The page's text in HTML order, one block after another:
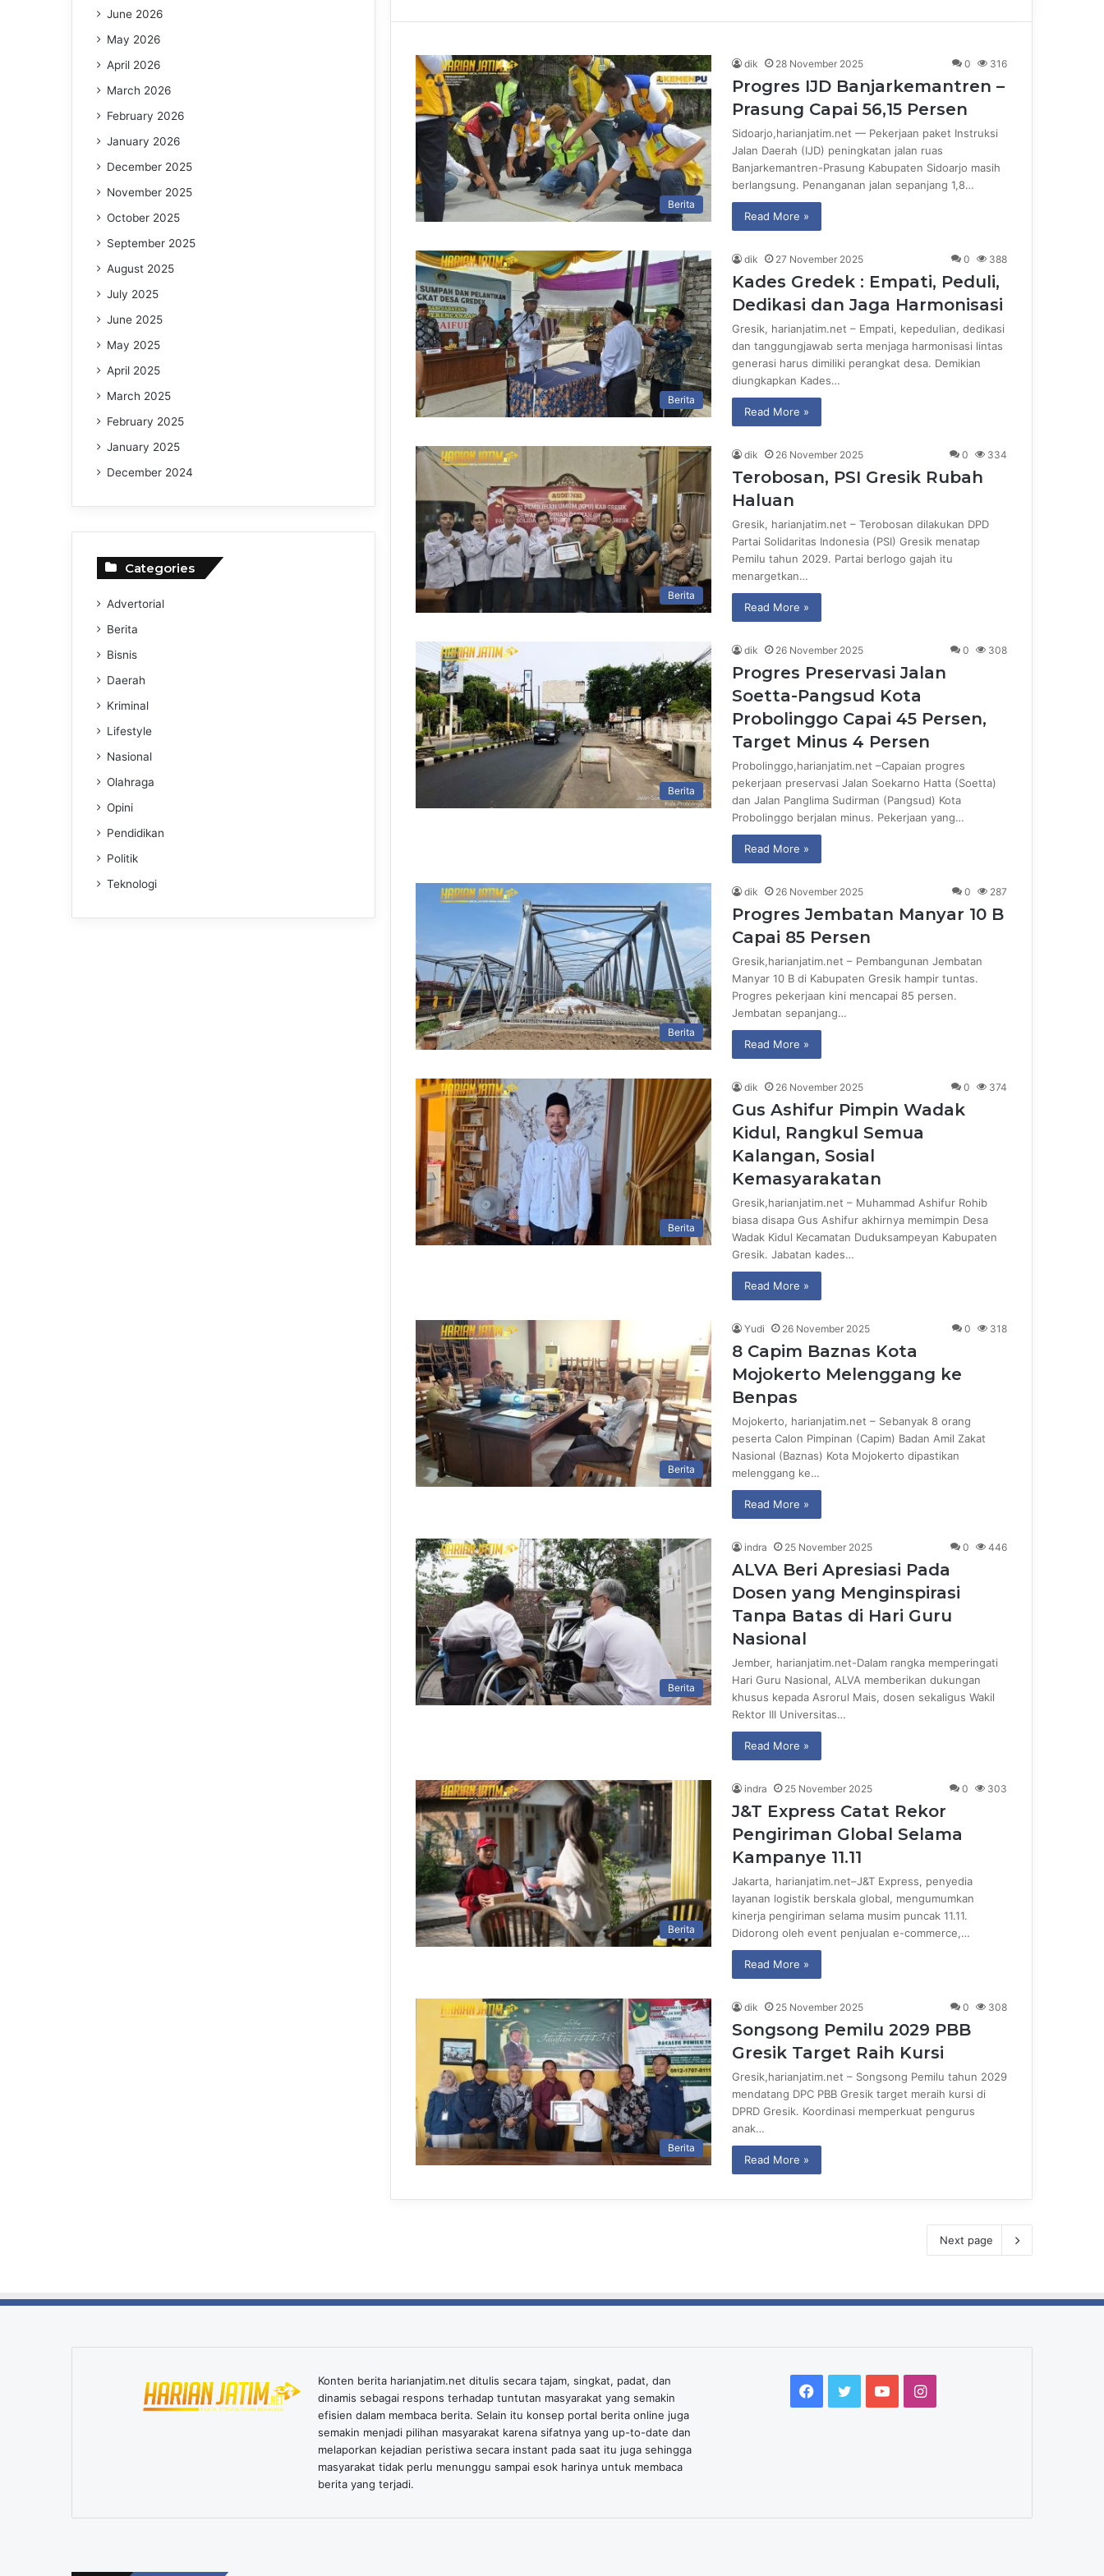
Berita
dik 28 November 2025 0 316
Progres IJD Banjarkemantren –
Prasung Capai 56,15 Persen
Sidoarjo,harianjatim.net — Pekerjaan paket Instruksi
Jalan Daerah (IJD) peningkatan jalan ruas
Banjarkemantren-Prasung Kabupaten Sidoarjo masih
berlangsung. Penanganan jalan sepanjang 1,8…
Read More »
Berita
dik 27 November 2025 0 388
Kades Gredek : Empati, Peduli,
Dedikasi dan Jaga Harmonisasi
Gresik, harianjatim.net – Empati, kepedulian, dedikasi
dan tanggungjawab serta menjaga harmonisasi lintas
generasi harus dimiliki perangkat desa. Demikian
diungkapkan Kades…
Read More »
Berita
dik 26 November 2025 0 334
Terobosan, PSI Gresik Rubah
Haluan
Gresik, harianjatim.net – Terobosan dilakukan DPD
Partai Solidaritas Indonesia (PSI) Gresik menatap
Pemilu tahun 2029. Partai berlogo gajah itu
menargetkan…
Read More »
Berita
dik 26 November 2025 0 308
Progres Preservasi Jalan
Soetta-Pangsud Kota
Probolinggo Capai 45 Persen,
Target Minus 4 Persen
Probolinggo,harianjatim.net –Capaian progres
pekerjaan preservasi Jalan Soekarno Hatta (Soetta)
dan Jalan Panglima Sudirman (Pangsud) Kota
Probolinggo berjalan minus. Pekerjaan yang…
Read More »
Berita
dik 26 November 2025 0 287
Progres Jembatan Manyar 10 B
Capai 85 Persen
Gresik,harianjatim.net – Pembangunan Jembatan
Manyar 10 B di Kabupaten Gresik hampir tuntas.
Progres pekerjaan kini mencapai 85 persen.
Jembatan sepanjang…
Read More »
Berita
dik 26 November 2025 0 374
Gus Ashifur Pimpin Wadak
Kidul, Rangkul Semua
Kalangan, Sosial
Kemasyarakatan
Gresik,harianjatim.net – Muhammad Ashifur Rohib
biasa disapa Gus Ashifur akhirnya memimpin Desa
Wadak Kidul Kecamatan Duduksampeyan Kabupaten
Gresik. Jabatan kades…
Read More »
Berita
Yudi 26 November 2025 0 318
8 Capim Baznas Kota
Mojokerto Melenggang ke
Benpas
Mojokerto, harianjatim.net – Sebanyak 8 orang
peserta Calon Pimpinan (Capim) Badan Amil Zakat
Nasional (Baznas) Kota Mojokerto dipastikan
melenggang ke…
Read More »
Berita
indra 25 November 2025 0 446
ALVA Beri Apresiasi Pada
Dosen yang Menginspirasi
Tanpa Batas di Hari Guru
Nasional
Jember, harianjatim.net-Dalam rangka memperingati
Hari Guru Nasional, ALVA memberikan dukungan
khusus kepada Asrorul Mais, dosen sekaligus Wakil
Rektor III Universitas…
Read More »
Berita
indra 25 November 2025 0 303
J&T Express Catat Rekor
Pengiriman Global Selama
Kampanye 11.11
Jakarta, harianjatim.net–J&T Express, penyedia
layanan logistik berskala global, mengumumkan
kinerja pengiriman selama musim puncak 11.11.
Didorong oleh event penjualan e-commerce,…
Read More »
Berita
dik 25 November 2025 0 308
Songsong Pemilu 2029 PBB
Gresik Target Raih Kursi
Gresik,harianjatim.net – Songsong Pemilu tahun 2029
mendatang DPC PBB Gresik target meraih kursi di
DPRD Gresik. Koordinasi memperkuat pengurus
anak…
Read More »
Next page
June 2026
May 2026
April 2026
March 2026
February 2026
January 2026
December 2025
November 2025
October 2025
September 2025
August 2025
July 2025
June 2025
May 2025
April 2025
March 2025
February 2025
January 2025
December 2024
Categories
Advertorial
Berita
Bisnis
Daerah
Kriminal
Lifestyle
Nasional
Olahraga
Opini
Pendidikan
Politik
Teknologi
Konten berita harianjatim.net ditulis secara tajam, singkat, padat, dan
dinamis sebagai respons terhadap tuntutan masyarakat yang semakin
efisien dalam membaca berita. Selain itu konsep portal berita online juga
semakin menjadi pilihan masyarakat karena sifatnya yang up-to-date dan
melaporkan kejadian peristiwa secara instant pada saat itu juga sehingga
masyarakat tidak perlu menunggu sampai esok harinya untuk membaca
berita yang terjadi.
Facebook
TwitterYouTubeInstagram